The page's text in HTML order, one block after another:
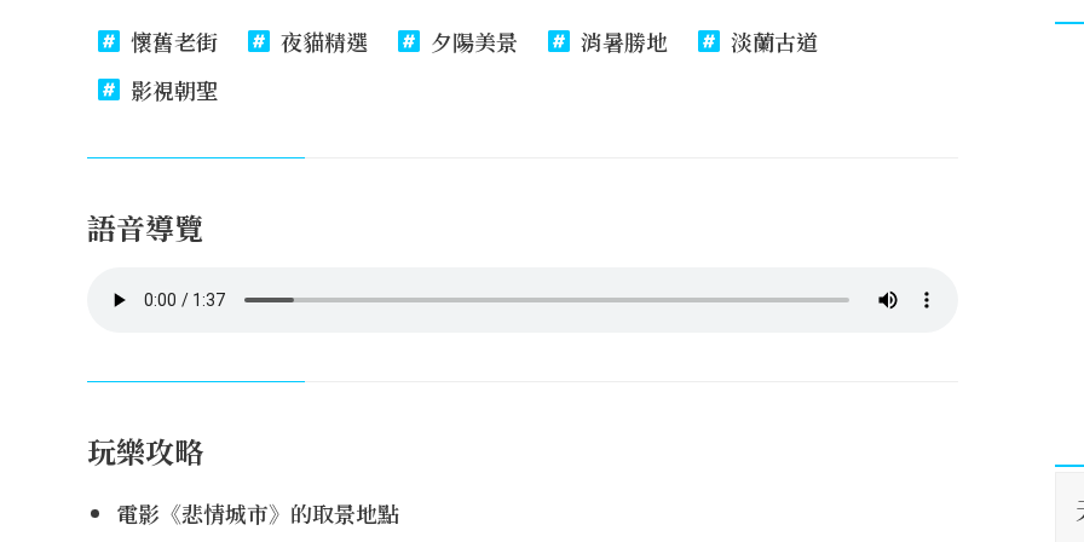
懷舊老街 夜貓精選 夕陽美景 消暑勝地
淡蘭古道
影視朝聖
語音導覽
玩樂攻略
電影《悲情城市》的取景地點